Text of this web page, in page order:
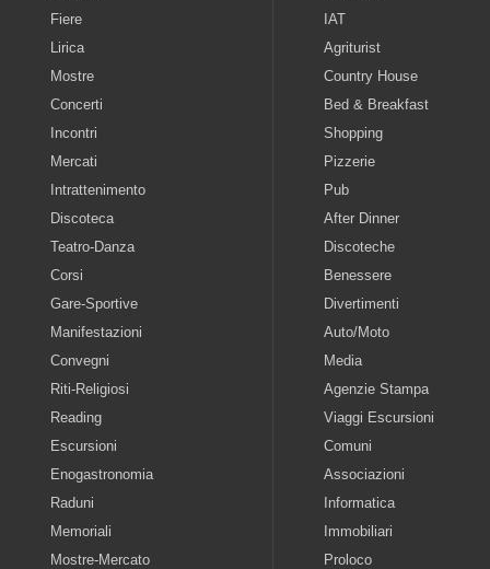
Fiere
Lirica
Mostre
Concerti
Incontri
Mercati
Intrattenimento
Discoteca
Teatro-Danza
Corsi
Gare-Sportive
Manifestazioni
Convegni
Riti-Religiosi
Reading
Escursioni
Enogastronomia
Raduni
Memoriali
Mostre-Mercato
IAT
Agriturist
Country House
Bed & Breakfast
Shopping
Pizzerie
Pub
After Dinner
Discoteche
Benessere
Divertimenti
Auto/Moto
Media
Agenzie Stampa
Viaggi Escursioni
Comuni
Associazioni
Informatica
Immobiliari
Proloco